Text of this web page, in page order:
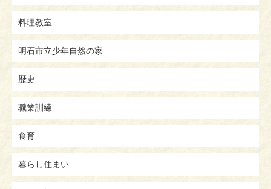
料理教室
明石市立少年自然の家
歴史
職業訓練
食育
暮らし住まい